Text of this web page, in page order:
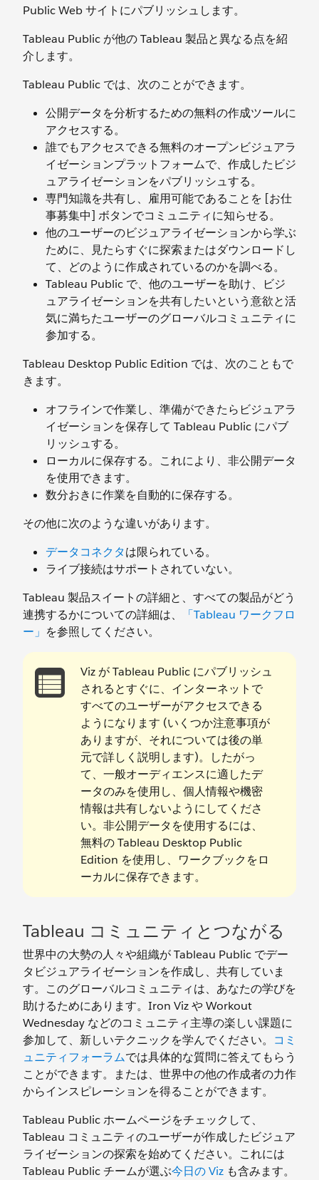
Public Web サイトにパブリッシュします。
Tableau Public が他の Tableau 製品と異なる点を紹
介します。
Tableau Public では、次のことができます。
公開データを分析するための無料の作成ツールに
アクセスする。
誰でもアクセスできる無料のオープンビジュアラ
イゼーションプラットフォームで、作成したビジ
ュアライゼーションをパブリッシュする。
専門知識を共有し、雇用可能であることを [お仕
事募集中] ボタンでコミュニティに知らせる。
他のユーザーのビジュアライゼーションから学ぶ
ために、見たらすぐに探索またはダウンロードし
て、どのように作成されているのかを調べる。
Tableau Public で、他のユーザーを助け、ビジ
ュアライゼーションを共有したいという意欲と活
気に満ちたユーザーのグローバルコミュニティに
参加する。
Tableau Desktop Public Edition では、次のこともで
きます。
オフラインで作業し、準備ができたらビジュアラ
イゼーションを保存して Tableau Public にパブ
リッシュする。
ローカルに保存する。これにより、非公開データ
を使用できます。
数分おきに作業を自動的に保存する。
その他に次のような違いがあります。
データコネクタは限られている。
ライブ接続はサポートされていない。
Tableau 製品スイートの詳細と、すべての製品がどう
連携するかについての詳細は、
「Tableau ワークフロ
ー」 を参照してください。
Viz が Tableau Public にパブリッシュ
されるとすぐに、インターネットで
すべてのユーザーがアクセスできる
ようになります (いくつか注意事項が
ありますが、それについては後の単
元で詳しく説明します)。したがっ
て、一般オーディエンスに適したデ
ータのみを使用し、個人情報や機密
情報は共有しないようにしてくださ
い。非公開データを使用するには、
無料の Tableau Desktop Public
Edition を使用し、ワークブックをロ
ーカルに保存できます。
Tableau コミュニティとつながる
世界中の大勢の人々や組織が Tableau Public でデー
タビジュアライゼーションを作成し、共有していま
す。このグローバルコミュニティは、あなたの学びを
助けるためにあります。Iron Viz や Workout
Wednesday などのコミュニティ主導の楽しい課題に
参加して、新しいテクニックを学んでください。 コミ
ュニティフォーラムでは具体的な質問に答えてもらう
ことができます。または、世界中の他の作成者の力作
からインスピレーションを得ることができます。
Tableau Public ホームページをチェックして、
Tableau コミュニティのユーザーが作成したビジュア
ライゼーションの探索を始めてください。これには
Tableau Public チームが選ぶ今日の Viz も含みます。